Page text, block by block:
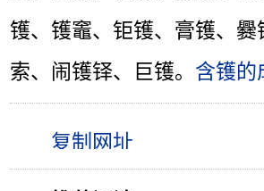
镬、镬竈、钜镬、膏镬、爨
索、闹镬铎、巨镬。 含镬的